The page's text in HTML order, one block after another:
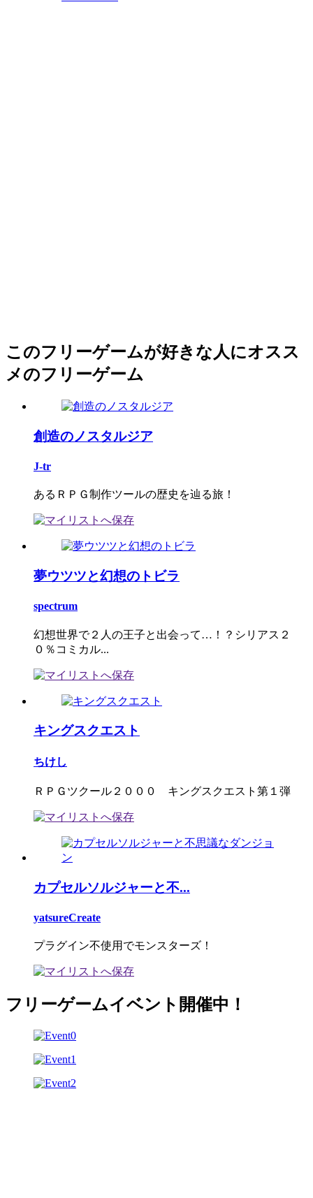
このフリーゲームが好きな人にオスス
メのフリーゲーム
創造のノスタルジア
J-tr
あるＲＰＧ制作ツールの歴史を辿る旅！
夢ウツツと幻想のトビラ
spectrum
幻想世界で２人の王子と出会って…！？シリアス２
０％コミカル...
キングスクエスト
ちけし
ＲＰＧツクール２０００ キングスクエスト第１弾
カプセルソルジャーと不...
yatsureCreate
プラグイン不使用でモンスターズ！
フリーゲームイベント開催中！